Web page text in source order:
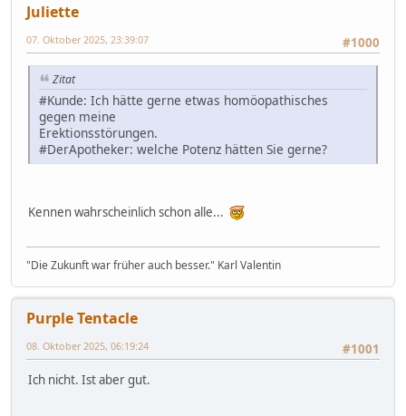
Juliette
#1000
07. Oktober 2025, 23:39:07
Zitat
#Kunde: Ich hätte gerne etwas homöopathisches
gegen meine
Erektionsstörungen.
#DerApotheker: welche Potenz hätten Sie gerne?
Kennen wahrscheinlich schon alle...
"Die Zukunft war früher auch besser." Karl Valentin
Purple Tentacle
#1001
08. Oktober 2025, 06:19:24
Ich nicht. Ist aber gut.